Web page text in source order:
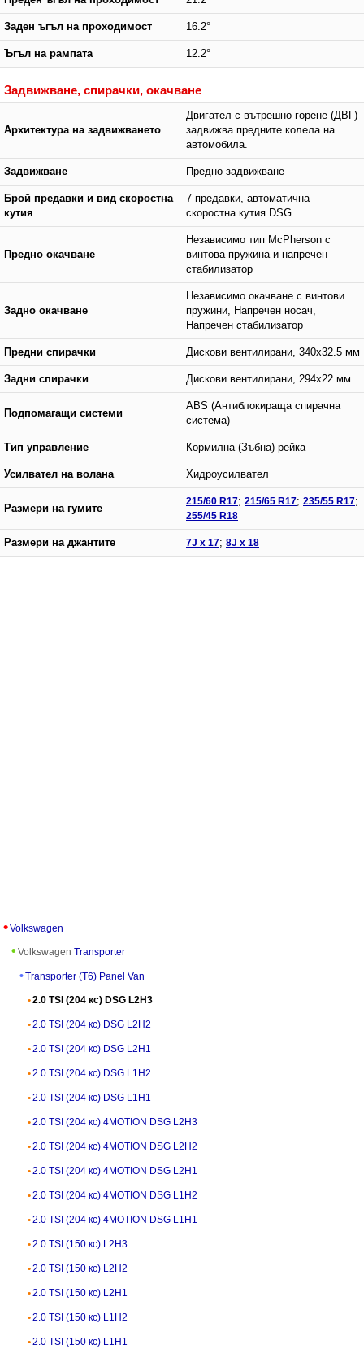
Заден ъгъл на проходимост 16.2°
Ъгъл на рампата 12.2°
Задвижване, спирачки, окачване
Архитектура на задвижването
Двигател с вътрешно горене (ДВГ)
задвижва предните колела на
автомобила.
Задвижване Предно задвижване
Брой предавки и вид скоростна
кутия
7 предавки, автоматична
скоростна кутия DSG
Предно окачване
Независимо тип McPherson с
винтова пружина и напречен
стабилизатор
Задно окачване
Независимо окачване с винтови
пружини, Напречен носач,
Напречен стабилизатор
Предни спирачки Дискови вентилирани, 340x32.5 мм
Задни спирачки Дискови вентилирани, 294x22 мм
Подпомагащи системи
ABS (Антиблокираща спирачна
система)
Тип управление Кормилна (Зъбна) рейка
Усилвател на волана Хидроусилвател
Размери на гумите
215/60 R17; 215/65 R17; 235/55 R17;
255/45 R18
Размери на джантите 7J x 17; 8J x 18
Volkswagen
Volkswagen Transporter
Transporter (T6) Panel Van
2.0 TSI (204 кс) DSG L2H3
2.0 TSI (204 кс) DSG L2H2
2.0 TSI (204 кс) DSG L2H1
2.0 TSI (204 кс) DSG L1H2
2.0 TSI (204 кс) DSG L1H1
2.0 TSI (204 кс) 4MOTION DSG L2H3
2.0 TSI (204 кс) 4MOTION DSG L2H2
2.0 TSI (204 кс) 4MOTION DSG L2H1
2.0 TSI (204 кс) 4MOTION DSG L1H2
2.0 TSI (204 кс) 4MOTION DSG L1H1
2.0 TSI (150 кс) L2H3
2.0 TSI (150 кс) L2H2
2.0 TSI (150 кс) L2H1
2.0 TSI (150 кс) L1H2
2.0 TSI (150 кс) L1H1